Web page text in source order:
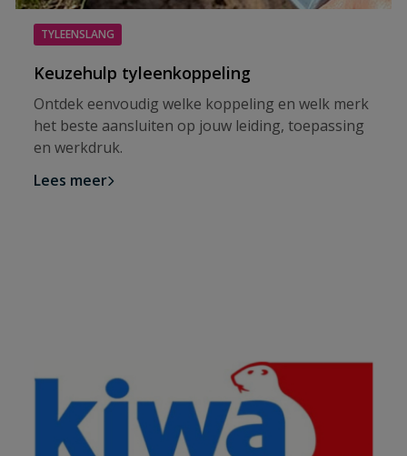
TYLEENSLANG
Keuzehulp tyleenkoppeling
Ontdek eenvoudig welke koppeling en welk merk
het beste aansluiten op jouw leiding, toepassing
en werkdruk.
Lees meer